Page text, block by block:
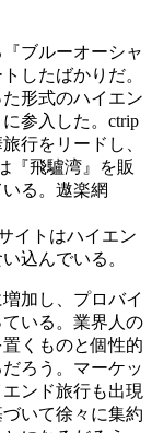
ブルーオーシャ
したばかりだ。
形式のハイエン
参入した。ctrip
行をリードし、
『飛驢湾』を販
る。遨楽網
イトはハイエン
込んでいる。
加し、プロバイ
いる。業界人の
くものと個性的
ろう。マーケッ
ンド旅行も出現
いて徐々に集約